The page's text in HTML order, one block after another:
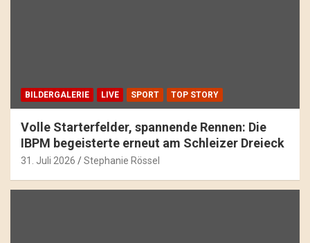
BILDERGALERIE LIVE SPORT TOP STORY
Volle Starterfelder, spannende Rennen: Die
IBPM begeisterte erneut am Schleizer Dreieck
31. Juli 2026 Stephanie Rössel